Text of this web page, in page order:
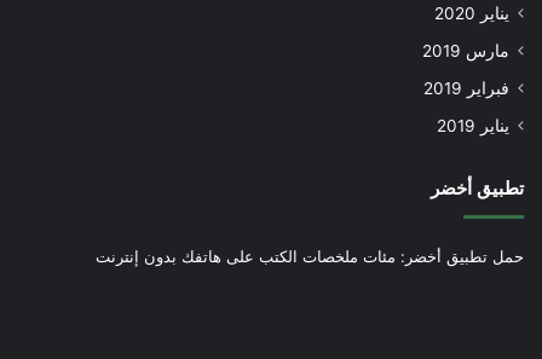
يناير 2020
مارس 2019
فبراير 2019
يناير 2019
تطبيق أخضر
حمل تطبيق أخضر: مئات ملخصات الكتب على هاتفك بدون إنترنت